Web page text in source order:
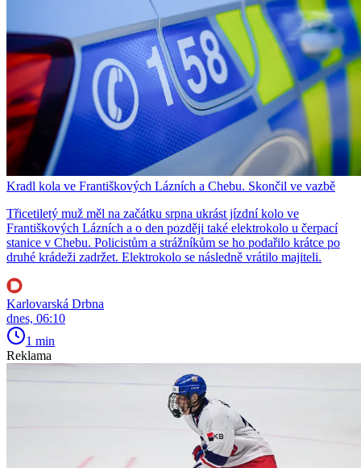
Kradl kola ve Františkových Lázních a Chebu. Skončil ve vazbě
Třicetiletý muž měl na začátku srpna ukrást jízdní kolo ve
Františkových Lázních a o den později také elektrokolo u čerpací
stanice v Chebu. Policistům a strážníkům se ho podařilo krátce po
druhé krádeži zadržet. Elektrokolo se následně vrátilo majiteli.
Karlovarská Drbna
dnes, 06:10
1 min
Reklama